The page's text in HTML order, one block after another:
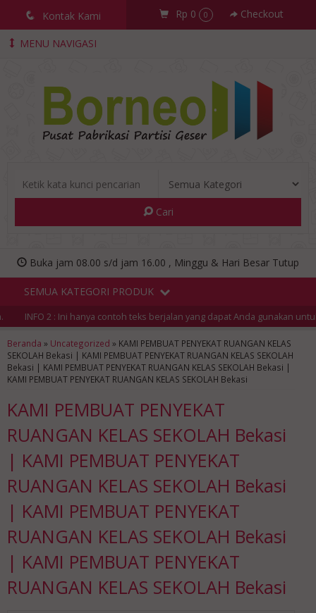
q Kontak Kami Rp 0 0 Checkout
MENU NAVIGASI
Cari
Buka jam 08.00 s/d jam 16.00 , Minggu & Hari Besar Tutup
SEMUA KATEGORI PRODUK
INFO 2 : Ini hanya contoh teks berjalan yang dapat Anda gunakan untuk
Beranda » Uncategorized » KAMI PEMBUAT PENYEKAT RUANGAN KELAS
SEKOLAH Bekasi | KAMI PEMBUAT PENYEKAT RUANGAN KELAS SEKOLAH
Bekasi | KAMI PEMBUAT PENYEKAT RUANGAN KELAS SEKOLAH Bekasi |
KAMI PEMBUAT PENYEKAT RUANGAN KELAS SEKOLAH Bekasi
KAMI PEMBUAT PENYEKAT
RUANGAN KELAS SEKOLAH Bekasi
| KAMI PEMBUAT PENYEKAT
RUANGAN KELAS SEKOLAH Bekasi
| KAMI PEMBUAT PENYEKAT
RUANGAN KELAS SEKOLAH Bekasi
| KAMI PEMBUAT PENYEKAT
RUANGAN KELAS SEKOLAH Bekasi